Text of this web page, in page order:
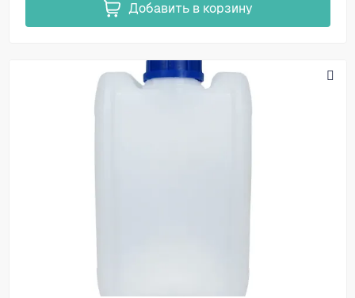
Добавить в корзину